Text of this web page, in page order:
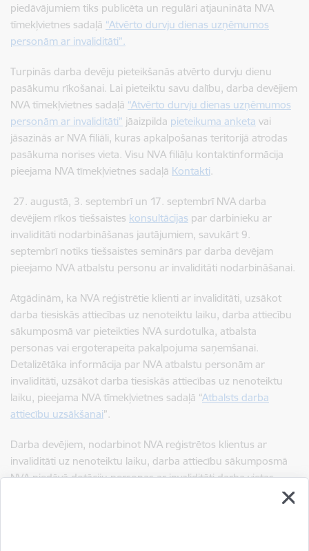
piedāvājumiem tiks publicēta un regulāri atjaunināta NVA
tīmekļvietnes sadaļā “Atvērto durvju dienas uzņēmumos
personām ar invaliditāti”.
Turpinās darba devēju pieteikšanās atvērto durvju dienu
pasākumu rīkošanai. Lai pieteiktu savu dalību, darba devējiem
NVA tīmekļvietnes sadaļā “Atvērto durvju dienas uzņēmumos
personām ar invaliditāti” jāaizpilda pieteikuma anketa vai
jāsazinās ar NVA filiāli, kuras apkalpošanas teritorijā atrodas
pasākuma norises vieta. Visu NVA filiāļu kontaktinformācija
pieejama NVA tīmekļvietnes sadaļā Kontakti.
27. augustā, 3. septembrī un 17. septembrī NVA darba
devējiem rīkos tiešsaistes konsultācijas par darbinieku ar
invaliditāti nodarbināšanas jautājumiem, savukārt 9.
septembrī notiks tiešsaistes seminārs par darba devējam
pieejamo NVA atbalstu personu ar invaliditāti nodarbināšanai.
Atgādinām, ka NVA reģistrētie klienti ar invaliditāti, uzsākot
darba tiesiskās attiecības uz nenoteiktu laiku, darba attiecību
sākumposmā var pieteikties NVA surdotulka, atbalsta
personas vai ergoterapeita pakalpojuma saņemšanai.
Detalizētāka informācija par NVA atbalstu personām ar
invaliditāti, uzsākot darba tiesiskās attiecības uz nenoteiktu
laiku, pieejama NVA tīmekļvietnes sadaļā “Atbalsts darba
attiecību uzsākšanai”.
Darba devējiem, nodarbinot NVA reģistrētos klientus ar
invaliditāti uz nenoteiktu laiku, darba attiecību sākumposmā
NVA piedāvā dotāciju personas ar invaliditāti darba vietas